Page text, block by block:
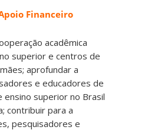
Financeiro
acadêmica
superior e centros de
aprofundar a
e educadores de
superior no Brasil
contribuir para a
pesquisadores e